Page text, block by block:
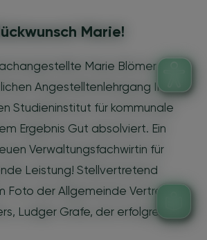
Marie!
Marie Blömer hat
Angestelltenlehrgang II am
Studieninstitut für kommunale
Ergebnis Gut absolviert. Ein
Verwaltungsfachwirtin für
Leistung! Stellvertretend
Foto der Allgemeinde Vertreter
Ludger Grafe, der erfolgreichen